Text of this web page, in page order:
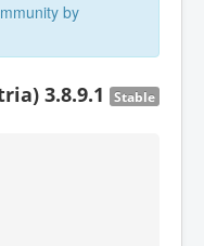
by
3.8.9.1 Stable